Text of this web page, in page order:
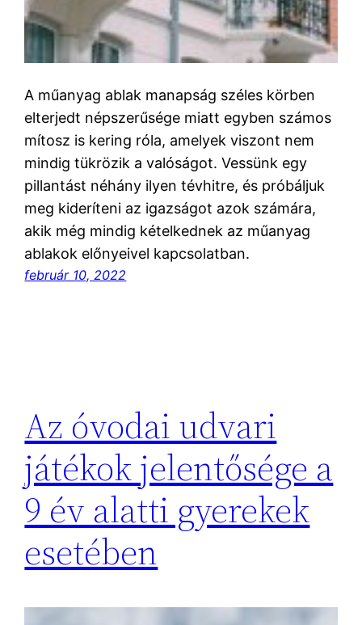
A műanyag ablak manapság széles körben
elterjedt népszerűsége miatt egyben számos
mítosz is kering róla, amelyek viszont nem
mindig tükrözik a valóságot. Vessünk egy
pillantást néhány ilyen tévhitre, és próbáljuk
meg kideríteni az igazságot azok számára,
akik még mindig kételkednek az műanyag
ablakok előnyeivel kapcsolatban.
február 10, 2022
Az óvodai udvari
játékok jelentősége a
9 év alatti gyerekek
esetében